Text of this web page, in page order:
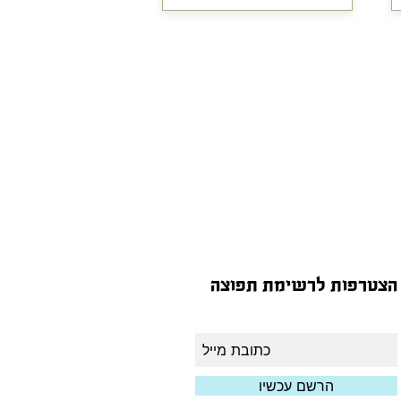
הצטרפות לרשימת תפוצה
הרשם עכשיו